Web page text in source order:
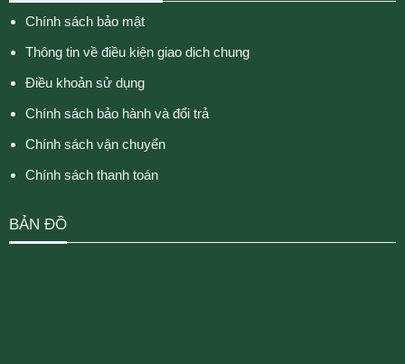
Chính sách bảo mật
Thông tin về điều kiện giao dịch chung
Điều khoản sử dụng
Chính sách bảo hành và đổi trả
Chính sách vận chuyển
Chính sách thanh toán
BẢN ĐỒ